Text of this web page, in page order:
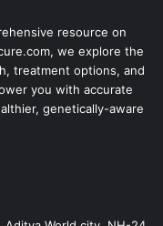
resource on
we explore the
treatment options, and
you with accurate
genetically-aware